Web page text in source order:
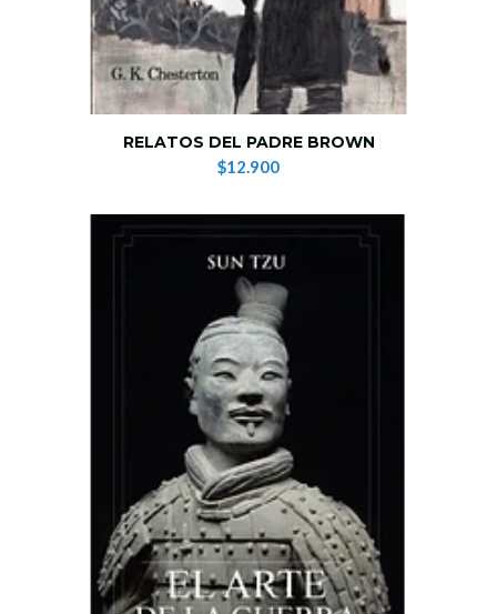
RELATOS DEL PADRE BROWN
$12.900